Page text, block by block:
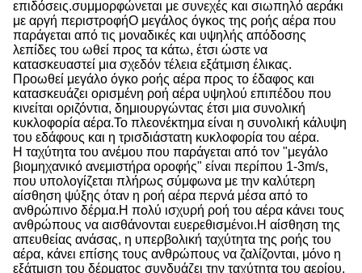
επιδόσεις.συμμορφώνεται με συνεχές και σιωπηλό αεράκι
με αργή περιστροφήΟ μεγάλος όγκος της ροής αέρα που
παράγεται από τις μοναδικές και υψηλής απόδοσης
λεπίδες του ωθεί προς τα κάτω, έτσι ώστε να
κατασκευαστεί μια σχεδόν τέλεια εξάτμιση έλικας.
Προωθεί μεγάλο όγκο ροής αέρα προς το έδαφος και
κατασκευάζει ορισμένη ροή αέρα υψηλού επιπέδου που
κινείται οριζόντια, δημιουργώντας έτσι μια συνολική
κυκλοφορία αέρα.Το πλεονέκτημα είναι η συνολική κάλυψη
του εδάφους και η τρισδιάστατη κυκλοφορία του αέρα.
Η ταχύτητα του ανέμου που παράγεται από τον "μεγάλο
βιομηχανικό ανεμιστήρα οροφής" είναι περίπου 1-3m/s,
που υπολογίζεται πλήρως σύμφωνα με την καλύτερη
αίσθηση ψύξης όταν η ροή αέρα περνά μέσα από το
ανθρώπινο δέρμα.Η πολύ ισχυρή ροή του αέρα κάνει τους
ανθρώπους να αισθάνονται ευερεθισμένοι.Η αίσθηση της
απευθείας ανάσας, η υπερβολική ταχύτητα της ροής του
αέρα, κάνει επίσης τους ανθρώπους να ζαλίζονται, μόνο η
εξάτμιση του δέρματος συνδυάζει την ταχύτητα του αερίου,